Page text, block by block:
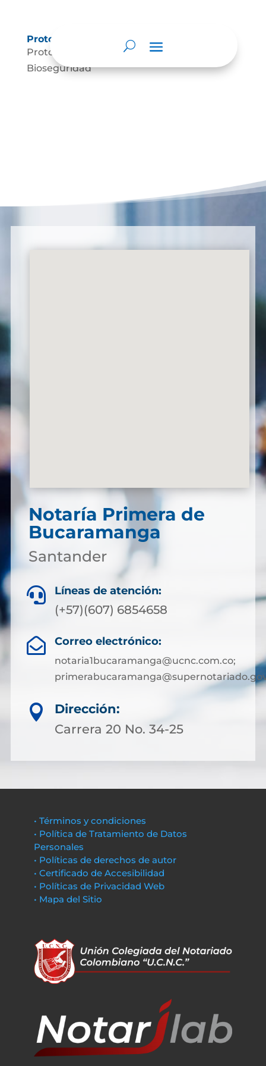
Protocolos de Atención
Protocolo de Atención Protocolo de
Bioseguridad
Notaría Primera de
Bucaramanga
Santander
 Líneas de atención:
(+57)(607) 6854658
 Correo electrónico:
notaria1bucaramanga@ucnc.com.co;

Dirección:
Carrera 20 No. 34-25
• Términos y condiciones
• Política de Tratamiento de Datos
Personales
• Políticas de derechos de autor
• Certificado de Accesibilidad
• Políticas de Privacidad Web
• Mapa del Sitio